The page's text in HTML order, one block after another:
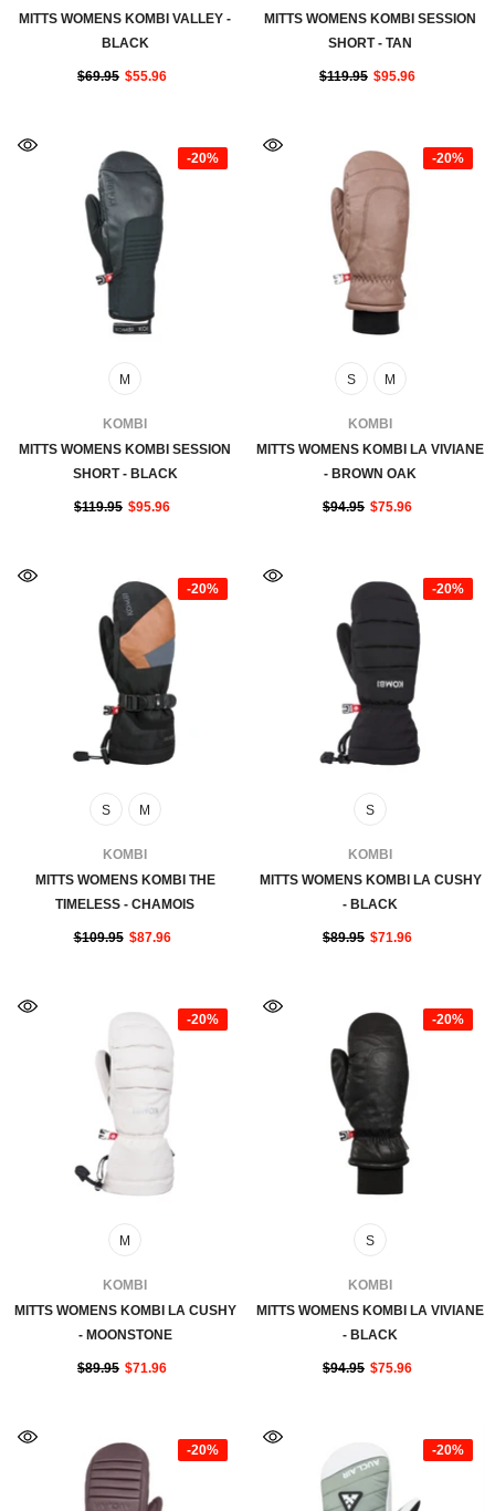
MITTS WOMENS KOMBI VALLEY -
BLACK
$69.95 $55.96
MITTS WOMENS KOMBI SESSION
SHORT - TAN
$119.95 $95.96
-20%
M
FOURNISSEUR:KOMBI
MITTS WOMENS KOMBI SESSION
SHORT - BLACK
$119.95 $95.96
-20%
S M
FOURNISSEUR:KOMBI
MITTS WOMENS KOMBI LA VIVIANE
- BROWN OAK
$94.95 $75.96
-20%
S M
FOURNISSEUR:KOMBI
MITTS WOMENS KOMBI THE
TIMELESS - CHAMOIS
$109.95 $87.96
-20%
S
FOURNISSEUR:KOMBI
MITTS WOMENS KOMBI LA CUSHY
- BLACK
$89.95 $71.96
-20%
M
FOURNISSEUR:KOMBI
MITTS WOMENS KOMBI LA CUSHY
- MOONSTONE
$89.95 $71.96
-20%
S
FOURNISSEUR:KOMBI
MITTS WOMENS KOMBI LA VIVIANE
- BLACK
$94.95 $75.96
-20% -20%